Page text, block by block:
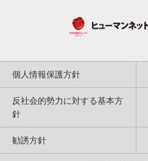
個人情報保護方針
反社会的勢力に対する基本方
針
勧誘方針